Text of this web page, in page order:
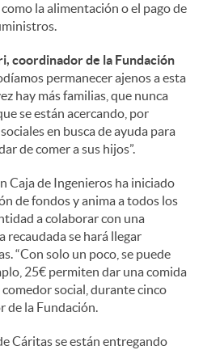
la alimentación o el pago de
coordinador de la Fundación
permanecer ajenos a esta
hay más familias, que nunca
se están acercando, por
en busca de ayuda para
de comer a sus hijos”.
Caja de Ingenieros ha iniciado
de fondos y anima a todos los
a colaborar con una
recaudada se hará llegar
“Con solo un poco, se puede
25€ permiten dar una comida
social, durante cinco
de la Fundación.
Cáritas se están entregando